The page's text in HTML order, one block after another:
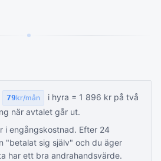
79kr/mån
i hyra = 1 896 kr på två
när avtalet går ut.
i engångskostnad. Efter 24
"betalat sig själv" och du äger
har ett bra andrahandsvärde.